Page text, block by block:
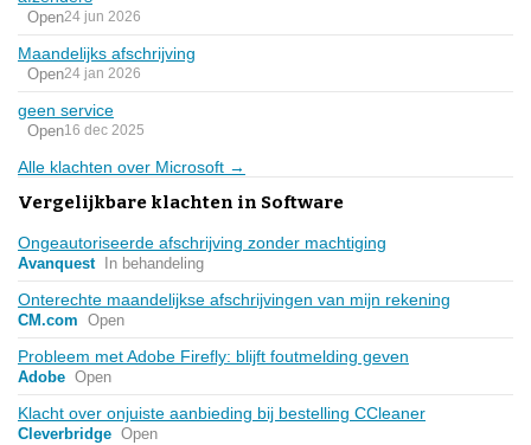
Open24 jun 2026
Maandelijks afschrijving
Open24 jan 2026
geen service
Open16 dec 2025
Alle klachten over Microsoft →
Vergelijkbare klachten in Software
Ongeautoriseerde afschrijving zonder machtiging
Avanquest In behandeling
Onterechte maandelijkse afschrijvingen van mijn rekening
CM.com Open
Probleem met Adobe Firefly: blijft foutmelding geven
Adobe Open
Klacht over onjuiste aanbieding bij bestelling CCleaner
Cleverbridge Open